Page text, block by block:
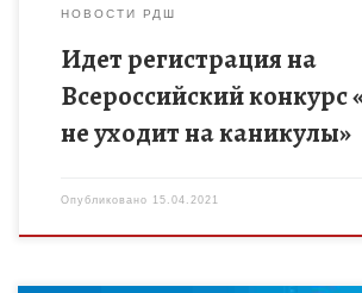
НОВОСТИ РДШ
Идет регистрация на
Всероссийский конкурс
не уходит на каникулы»
Опубликовано 15.04.2021